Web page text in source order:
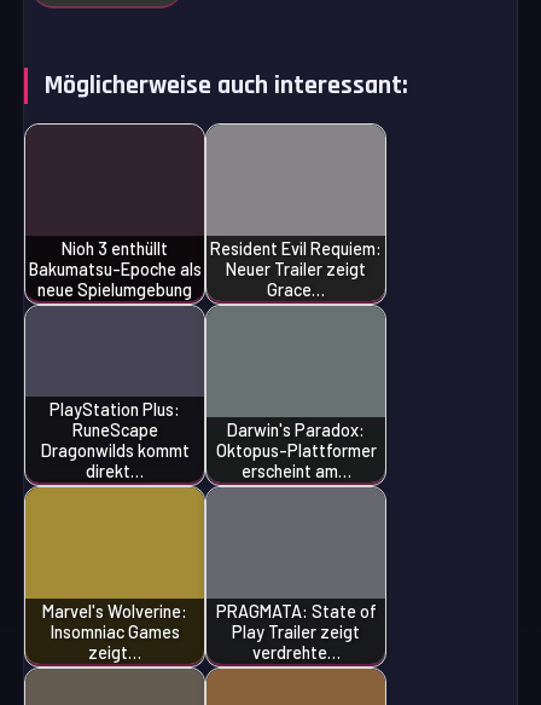
Möglicherweise auch interessant:
Nioh 3 enthüllt
Bakumatsu-Epoche als
neue Spielumgebung
Resident Evil Requiem:
Neuer Trailer zeigt
Grace…
PlayStation Plus:
RuneScape
Dragonwilds kommt
direkt…
Darwin's Paradox:
Oktopus-Plattformer
erscheint am…
Marvel's Wolverine:
Insomniac Games
zeigt…
PRAGMATA: State of
Play Trailer zeigt
verdrehte…